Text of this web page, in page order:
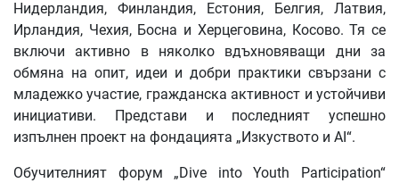
Нидерландия, Финландия, Естония, Белгия, Латвия,
Ирландия, Чехия, Босна и Херцеговина, Косово. Тя се
включи активно в няколко вдъхновяващи дни за
обмяна на опит, идеи и добри практики свързани с
младежко участие, гражданска активност и устойчиви
инициативи. Представи и последният успешно
изпълнен проект на фондацията „Изкуството и AI“.
Обучителният форум „Dive into Youth Participation“